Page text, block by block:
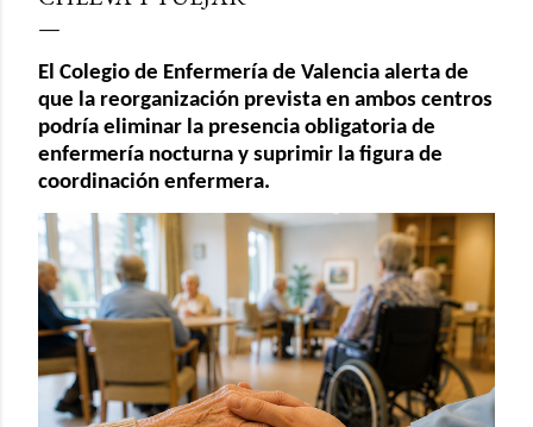
El Colegio de Enfermería de Valencia alerta de
que la reorganización prevista en ambos centros
podría eliminar la presencia obligatoria de
enfermería nocturna y suprimir la figura de
coordinación enfermera.